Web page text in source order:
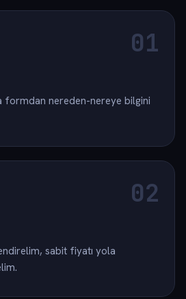
formdan nereden-nereye bilgini
sabit fiyatı yola